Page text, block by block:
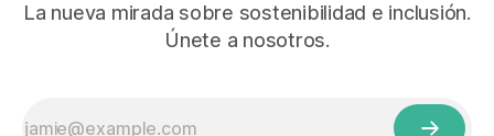
La nueva mirada sobre sostenibilidad e inclusión.
Únete a nosotros.